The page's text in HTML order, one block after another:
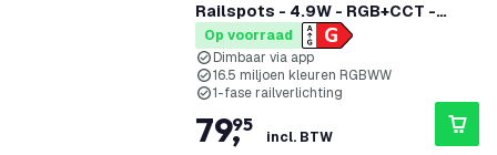
Railspots - 4.9W - RGB+CCT -
Dimbaar - 1-Fase Railsysteem -
Zwart
Op voorraad
Dimbaar via app
16.5 miljoen kleuren RGBWW
1-fase railverlichting
79,
95
incl. BTW